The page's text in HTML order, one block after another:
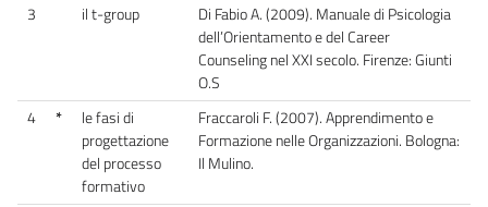
3
il t-group
Di Fabio A. (2009). Manuale di Psicologia
dell’Orientamento e del Career
Counseling nel XXI secolo. Firenze: Giunti
O.S
4
*
le fasi di
progettazione
del processo
formativo
Fraccaroli F. (2007). Apprendimento e
Formazione nelle Organizzazioni. Bologna:
Il Mulino.